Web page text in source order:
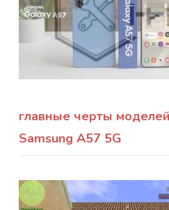
главные черты
Samsung A57 5G